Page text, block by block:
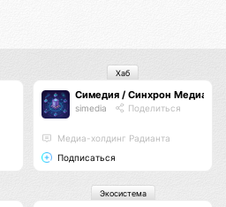
Симедия / Синхрон Медиа
simedia Поделиться
Медиа-холдинг Радианта
Подписаться
Хаб
Экосистема